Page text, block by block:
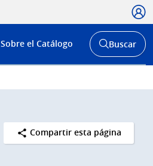
Menú
de
Sobre el Catálogo
Abrir
buscador
Buscar
Compartir esta página